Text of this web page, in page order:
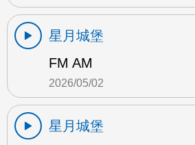
星月城堡
FM AM
2026/05/02
星月城堡